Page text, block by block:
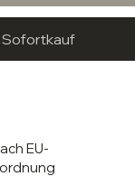
Sofortkauf
EU-